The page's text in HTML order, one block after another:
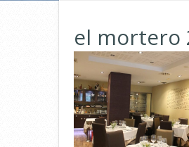
el mortero